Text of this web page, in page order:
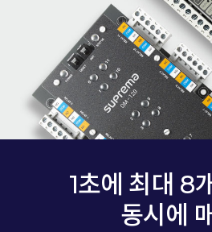
1초에 최대 8
동시에